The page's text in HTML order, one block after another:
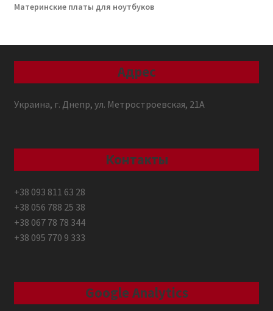
Материнские платы для ноутбуков
Адрес
Украина, г. Днепр, ул. Метростроевская, 21А
Контакты
+38 093 811 63 28
+38 056 788 25 38
+38 067 78 78 344
+38 095 770 9 333
Google Analytics